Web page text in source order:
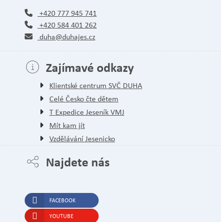
+420 777 945 741
+420 584 401 262
duha@duhajes.cz
Zajímavé odkazy
Klientské centrum SVČ DUHA
Celé Česko čte dětem
T Expedice Jeseník VMJ
Mít kam jít
Vzdělávání Jesenicko
Najdete nás
FACEBOOK
YOUTUBE